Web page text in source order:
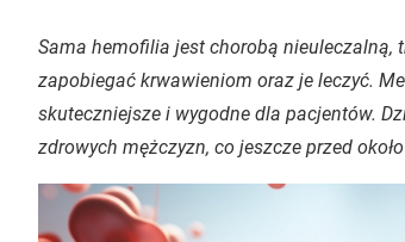
Sama hemofilia jest chorobą nieuleczalną,
zapobiegać krwawieniom oraz je leczyć.
skuteczniejsze i wygodne dla pacjentów.
zdrowych mężczyzn, co jeszcze przed